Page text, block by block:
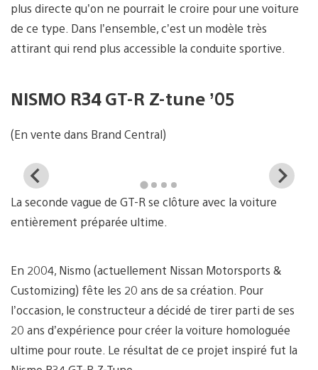
plus directe qu’on ne pourrait le croire pour une voiture
de ce type. Dans l’ensemble, c’est un modèle très
attirant qui rend plus accessible la conduite sportive.
NISMO R34 GT-R Z-tune ’05
(En vente dans Brand Central)
View
and
download
image
La seconde vague de GT-R se clôture avec la voiture
entièrement préparée ultime.
En 2004, Nismo (actuellement Nissan Motorsports &
Customizing) fête les 20 ans de sa création. Pour
l’occasion, le constructeur a décidé de tirer parti de ses
20 ans d’expérience pour créer la voiture homologuée
ultime pour route. Le résultat de ce projet inspiré fut la